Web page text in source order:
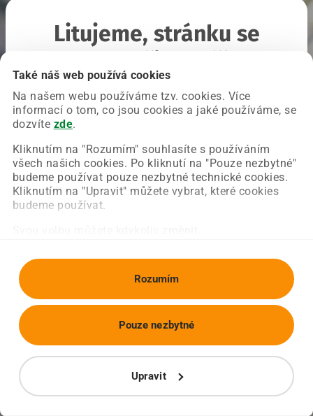
Také náš web používá cookies
Na našem webu používáme tzv. cookies. Více
informací o tom, co jsou cookies a jaké používáme, se
dozvíte zde.
Kliknutím na "Rozumím" souhlasíte s používáním
všech našich cookies. Po kliknutí na "Pouze nezbytné"
budeme používat pouze nezbytné technické cookies.
Kliknutím na "Upravit" můžete vybrat, které cookies
budeme používat.
Rozumím
Upravit
Pouze nezbytné
Litujeme, stránku se
Chyba nastala na naší straně a už ji opravujeme.
Zkuste prosím znovu načíst požadovanou stránku.
Obnovit stránku Úvodní strana